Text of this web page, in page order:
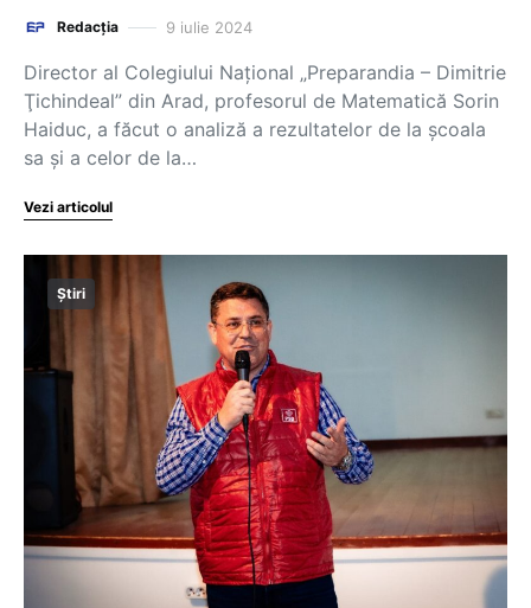
Redacția 9 iulie 2024
Director al Colegiului Național „Preparandia – Dimitrie
Ţichindeal” din Arad, profesorul de Matematică Sorin
Haiduc, a făcut o analiză a rezultatelor de la școala
sa și a celor de la…
Vezi articolul
Știri